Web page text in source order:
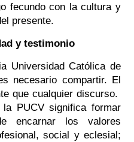
fecundo con la cultura y
presente.
y testimonio
Universidad Católica de
necesario compartir. El
que cualquier discurso.
PUCV significa formar
encarnar los valores
social y eclesial;